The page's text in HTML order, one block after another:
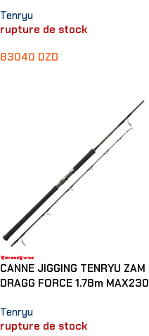
Tenryu
rupture de stock
83040 DZD
CANNE JIGGING TENRYU ZAM
DRAGG FORCE 1.78m MAX230
Tenryu
rupture de stock